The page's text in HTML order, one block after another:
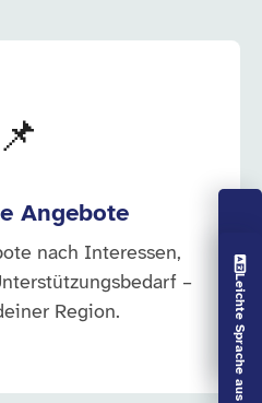
Vorlesen aus
Leichte Sprache aus
📌
Angebote
nach Interessen,
–
Region.